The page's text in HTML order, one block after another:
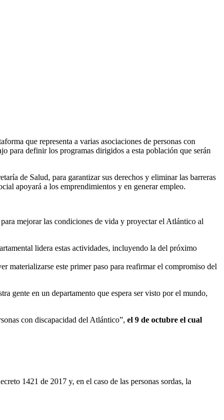
que representa a varias asociaciones de personas con
para definir los programas dirigidos a esta población que serán
de Salud, para garantizar sus derechos y eliminar las barreras
apoyará a los emprendimientos y en generar empleo.
mejorar las condiciones de vida y proyectar el Atlántico al
lidera estas actividades, incluyendo la del próximo
materializarse este primer paso para reafirmar el compromiso del
gente en un departamento que espera ser visto por el mundo,
con discapacidad del Atlántico”, el 9 de octubre el cual
1421 de 2017 y, en el caso de las personas sordas, la